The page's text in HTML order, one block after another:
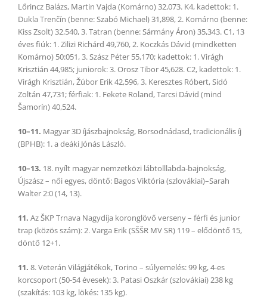
Lőrincz Balázs, Martin Vajda (Komárno) 32,073. K4, kadettok: 1.
Dukla Trenčín (benne: Szabó Michael) 31,898, 2. Komárno (benne:
Kiss Zsolt) 32,540, 3. Tatran (benne: Sármány Áron) 35,343. C1, 13
éves fiúk: 1. Zilizi Richárd 49,760, 2. Koczkás Dávid (mindketten
Komárno) 50:051, 3. Szász Péter 55,170; kadettok: 1. Virágh
Krisztián 44,985; juniorok: 3. Orosz Tibor 45,628. C2, kadettok: 1.
Virágh Krisztián, Žúbor Erik 42,596, 3. Keresztes Róbert, Sidó
Zoltán 47,731; férfiak: 1. Fekete Roland, Tarcsi Dávid (mind
Šamorín) 40,524.
10–11. Magyar 3D íjászbajnokság, Borsodnádasd, tradicionális íj
(BPHB): 1. a deáki Jónás László.
10–13. 18. nyílt magyar nemzetközi lábtolllabda-bajnokság,
Újszász – női egyes, döntő: Bagos Viktória (szlovákiai)–Sarah
Walter 2:0 (14, 13).
11. Az ŠKP Trnava Nagydíja koronglövő verseny – férfi és junior
trap (közös szám): 2. Varga Erik (SŠŠR MV SR) 119 – elődöntő 15,
döntő 12+1.
11. 8. Veterán Világjátékok, Torino – súlyemelés: 99 kg, 4-es
korcsoport (50-54 évesek): 3. Patasi Oszkár (szlovákiai) 238 kg
(szakítás: 103 kg, lökés: 135 kg).